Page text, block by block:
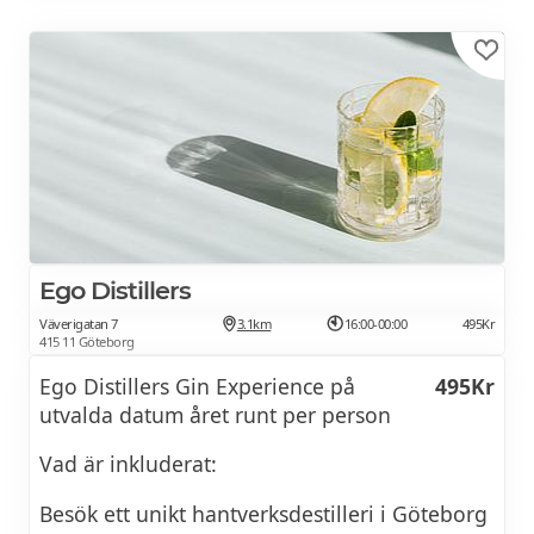
Vinprovning med middag på Heden
1790Kr
Vinprovning 4 viner & 4 ostar –
kombinera ost och vin på Heden
Matstudio
21 augusti 2026 kl 18:30
4 Ikoniska italienska viner på Heden
Ego Distillers
Väverigatan 7
415 11 Göteborg
3.1km 16:00-00:00 495Kr
Ego Distillers Gin Experience på
utvalda datum året runt per person
495Kr
Vad är inkluderat:
Besök ett unikt hantverksdestilleri i Göteborg